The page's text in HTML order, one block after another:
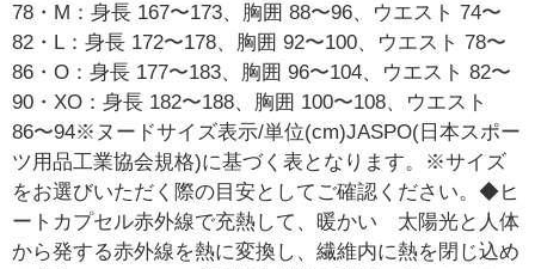
78・M：身長 167〜173、胸囲 88〜96、ウエスト 74〜
82・L：身長 172〜178、胸囲 92〜100、ウエスト 78〜
86・O：身長 177〜183、胸囲 96〜104、ウエスト 82〜
90・XO：身長 182〜188、胸囲 100〜108、ウエスト
86〜94※ヌードサイズ表示/単位(cm)JASPO(日本スポー
ツ用品工業協会規格)に基づく表となります。※サイズ
をお選びいただく際の目安としてご確認ください。◆ヒ
ートカプセル赤外線で充熱して、暖かい 太陽光と人体
から発する赤外線を熱に変換し、繊維内に熱を閉じ込め